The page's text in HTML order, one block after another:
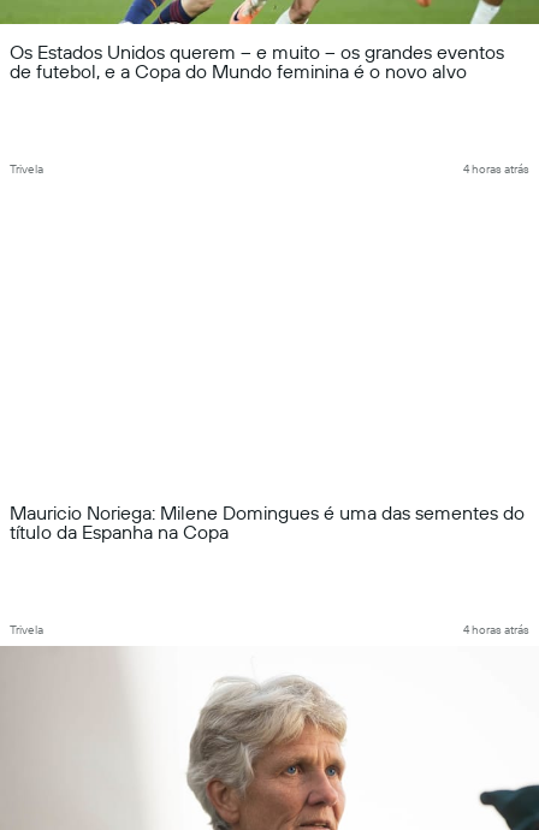
Os Estados Unidos querem – e muito – os grandes eventos
de futebol, e a Copa do Mundo feminina é o novo alvo
Trivela 4 horas atrás
Mauricio Noriega: Milene Domingues é uma das sementes do
título da Espanha na Copa
Trivela 4 horas atrás